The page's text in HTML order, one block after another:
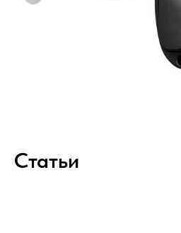
Статьи